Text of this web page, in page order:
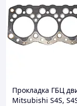
Прокладка ГБЦ
Mitsubishi S4S,